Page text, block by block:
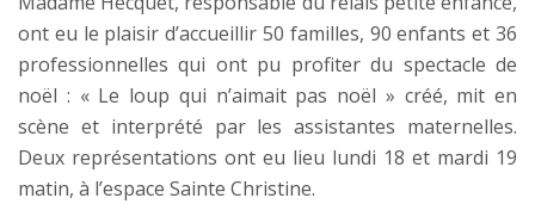
ont eu le plaisir d’accueillir 50 familles, 90 enfants et 36
professionnelles qui ont pu profiter du spectacle de
noël : « Le loup qui n’aimait pas noël » créé, mit en
scène et interprété par les assistantes maternelles.
Deux représentations ont eu lieu lundi 18 et mardi 19
matin, à l’espace Sainte Christine.